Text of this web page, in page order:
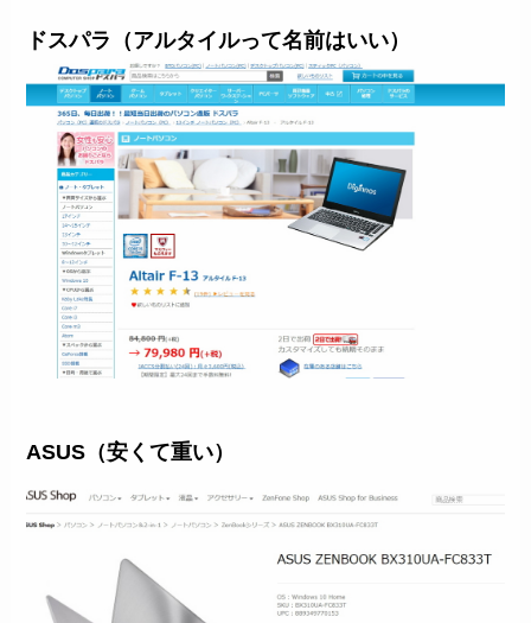
ドスパラ（アルタイルって名前はいい）
ASUS（安くて重い）